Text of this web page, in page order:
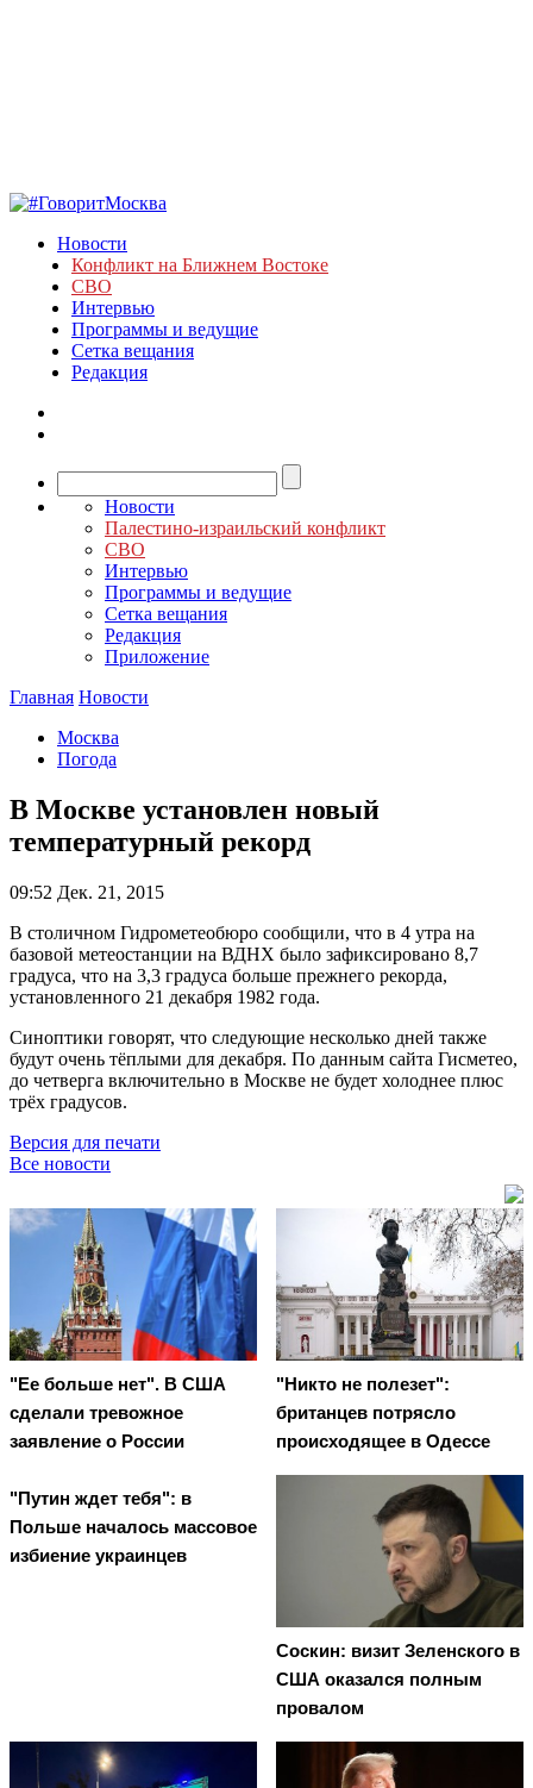
Новости
Конфликт на Ближнем Востоке
СВО
Интервью
Программы и ведущие
Сетка вещания
Редакция
Новости
Палестино-израильский конфликт
СВО
Интервью
Программы и ведущие
Сетка вещания
Редакция
Приложение
Главная Новости
Москва
Погода
В Москве установлен новый
температурный рекорд
09:52 Дек. 21, 2015
В столичном Гидрометеобюро сообщили, что в 4 утра на
базовой метеостанции на ВДНХ было зафиксировано 8,7
градуса, что на 3,3 градуса больше прежнего рекорда,
установленного 21 декабря 1982 года.
Синоптики говорят, что следующие несколько дней также
будут очень тёплыми для декабря. По данным сайта Гисметео,
до четверга включительно в Москве не будет холоднее плюс
трёх градусов.
Версия для печати
Все новости
"Ее больше нет". В США
сделали тревожное
заявление о России
"Никто не полезет":
британцев потрясло
происходящее в Одессе
"Путин ждет тебя": в
Польше началось массовое
избиение украинцев
Соскин: визит Зеленского в
США оказался полным
провалом